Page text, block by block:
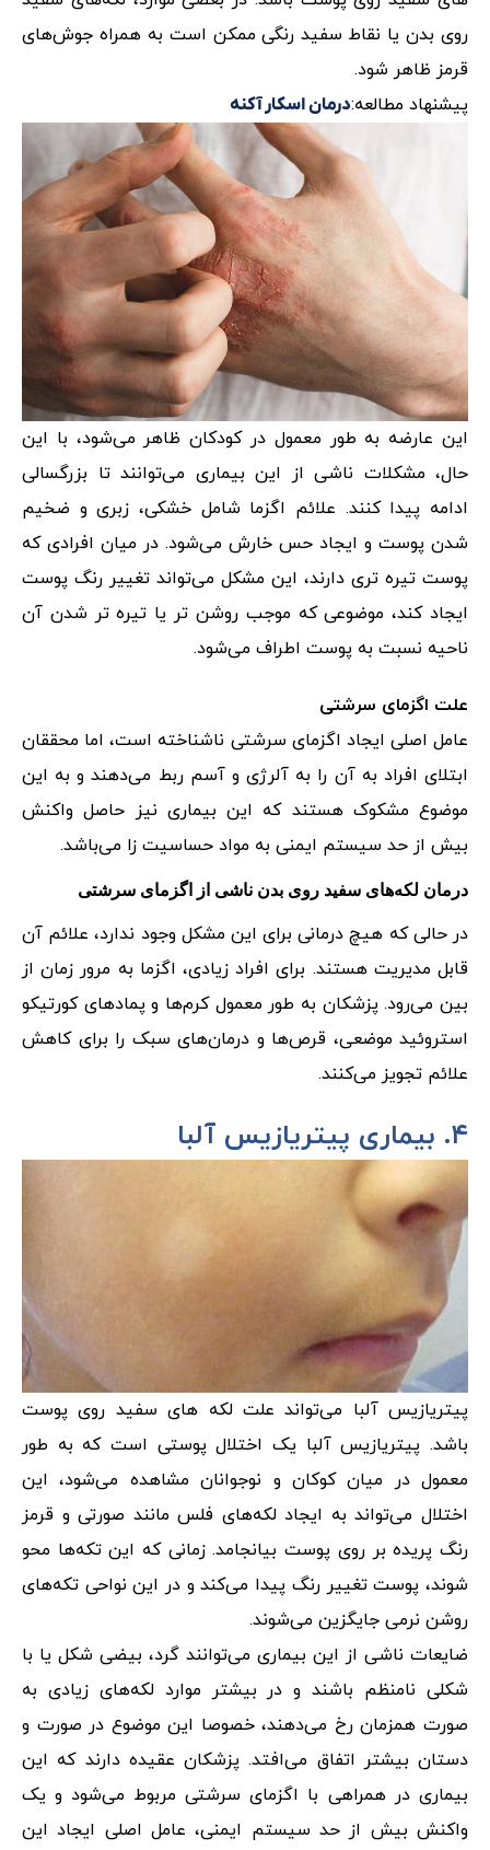
روی بدن یا نقاط سفید رنگی ممکن است به همراه جوش‌های
قرمز ظاهر شود.
پیشنهاد مطالعه:درمان اسکار آکنه
این عارضه به طور معمول در کودکان ظاهر می‌شود، با این
حال، مشکلات ناشی از این بیماری می‌توانند تا بزرگسالی
ادامه پیدا کنند. علائم اگزما شامل خشکی، زبری و ضخیم
شدن پوست و ایجاد حس خارش می‌شود. در میان افرادی که
پوست تیره تری دارند، این مشکل می‌تواند تغییر رنگ پوست
ایجاد کند، موضوعی که موجب روشن تر یا تیره تر شدن آن
ناحیه نسبت به پوست اطراف می‌شود.
علت اگزمای سرشتی
عامل اصلی ایجاد اگزمای سرشتی ناشناخته است، اما محققان
ابتلای افراد به آن را به آلرژی و آسم ربط می‌دهند و به این
موضوع مشکوک هستند که این بیماری نیز حاصل واکنش
بیش از حد سیستم ایمنی به مواد حساسیت زا می‌باشد.
درمان لکه‌های سفید روی بدن ناشی از اگزمای سرشتی
در حالی که هیچ درمانی برای این مشکل وجود ندارد، علائم آن
قابل مدیریت هستند. برای افراد زیادی، اگزما به مرور زمان از
بین می‌رود. پزشکان به طور معمول کرم‌ها و پمادهای کورتیکو
استروئید موضعی، قرص‌ها و درمان‌های سبک را برای کاهش
علائم تجویز می‌کنند.
۴. بیماری پیتریازیس آلبا
پیتریازیس آلبا می‌تواند علت لکه های سفید روی پوست
باشد. پیتریازیس آلبا یک اختلال پوستی است که به طور
معمول در میان کوکان و نوجوانان مشاهده می‌شود، این
اختلال می‌تواند به ایجاد لکه‌های فلس مانند صورتی و قرمز
رنگ پریده بر روی پوست بیانجامد. زمانی که این تکه‌ها محو
شوند، پوست تغییر رنگ پیدا می‌کند و در این نواحی تکه‌های
روشن نرمی جایگزین می‌شوند.
ضایعات ناشی از این بیماری می‌توانند گرد، بیضی شکل یا با
شکلی نامنظم باشند و در بیشتر موارد لکه‌های زیادی به
صورت همزمان رخ می‌دهند، خصوصا این موضوع در صورت و
دستان بیشتر اتفاق می‌افتد. پزشکان عقیده دارند که این
بیماری در همراهی با اگزمای سرشتی مربوط می‌شود و یک
واکنش بیش از حد سیستم ایمنی، عامل اصلی ایجاد این